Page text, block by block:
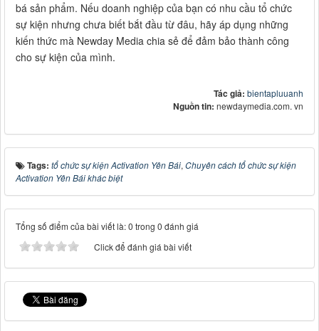
bá sản phẩm. Nếu doanh nghiệp của bạn có nhu cầu tổ chức
sự kiện nhưng chưa biết bắt đầu từ đâu, hãy áp dụng những
kiến thức mà Newday Media chia sẻ để đảm bảo thành công
cho sự kiện của mình.
Tác giả: bientapluuanh
Nguồn tin: newdaymedia.com. vn
Tags: tổ chức sự kiện Activation Yên Bái, Chuyên cách tổ chức sự kiện
Activation Yên Bái khác biệt
Tổng số điểm của bài viết là: 0 trong 0 đánh giá
Click để đánh giá bài viết